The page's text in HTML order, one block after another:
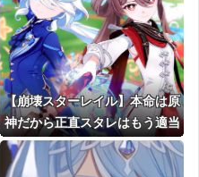
【崩壊スターレイル】本命は原
神だから正直スタレはもう適当
にオート倍速で遊んでる